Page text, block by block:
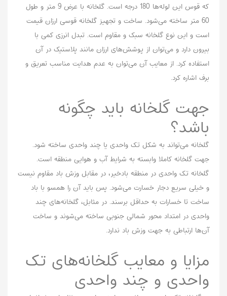
که قوس این لوله‌ها 180 درجه است. گلخانه با عرض 9 متر و طول
60 متر ساخته می‌شود. ساخت و تجهیز گلخانه قوسی ارزان قیمت
است و این نوع گلخانه سبک و مقاوم است. تبدل انرزی کمی با
بیرون دارد و می‌توان از پوشش‌های ارزان مانند پلاستیک در آن
استفاده کرد. از معایب آن می‌توان به عدم هدایت مناسب تعریق و
برف اشاره کرد.
جهت گلخانه باید چگونه
باشد؟
گلخانه می‌تواند به شکل تک واحدی یا چند واحدی ساخته شود.
جهت گلخانه کاملا وابسته به شرایط آب و هوایی منطقه است.
گلخانه تک واحدی در منطقه بادخیر، در مقابل وزش باد مقاوم نیست
و خیلی سریع دجار خسارت می‌شود. پس باید آن را همسو با باد
ساخت تا خسارات به حداقل برسند. در مثابل، گلخانه‌های چند
واحدی در امتداد محور شمالی جنوبی ساخته می‌شوند و ساخت
آن‌ها ارتباطی به جهت وزش باد ندارد.
مزایا و معایب گلخانه‌های تک
واحدی و چند واحدی